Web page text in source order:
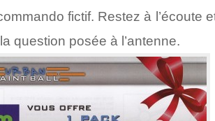
fictif. Restez à l’écoute
question posée à l’antenne.